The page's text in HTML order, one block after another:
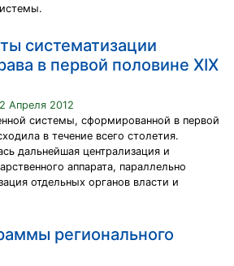
систематизации
в первой половине XIX
Апреля 2012
системы, сформированной в первой
в течение всего столетия.
дальнейшая централизация и
аппарата, параллельно
отдельных органов власти и
регионального